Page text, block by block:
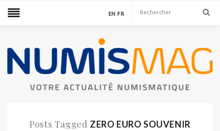
EN FR
Posts Tagged ZERO EURO SOUVENIR